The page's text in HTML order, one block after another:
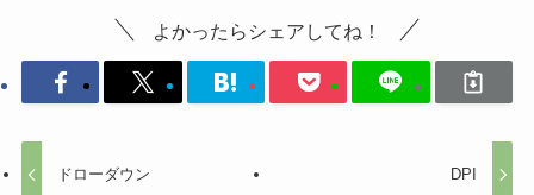
よかったらシェアしてね！
ドローダウン DPI